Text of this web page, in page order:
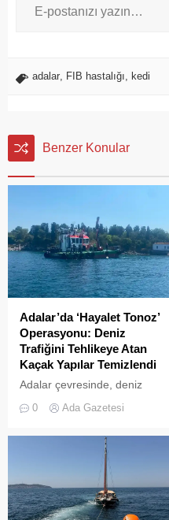
adalar, FIB hastalığı, kedi
Benzer Konular
Adalar’da ‘Hayalet Tonoz’
Operasyonu: Deniz
Trafiğini Tehlikeye Atan
Kaçak Yapılar Temizlendi
Adalar çevresinde, deniz
trafiğini tehlikeye sokan ve
çevre kirliliğine neden olan
geniş çaplı bir temizlik ve
denetim operasyonu
gerçekleştirildi.
0 Ada Gazetesi